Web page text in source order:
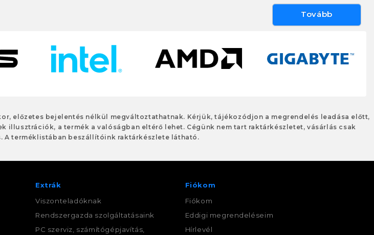
Tovább
előzetes bejelentés nélkül megváltoztathatnak. Kérjük, tájékozódjon a megrendelés leadása előtt,
a termék a valóságban eltérő lehet. Cégünk nem tart raktárkészletet, vásárlás csak
A terméklistában beszállítóink raktárkészlete látható.
Extrák
Viszonteladóknak
Rendszergazda szolgáltatásaink
PC szerviz, számítógépjavítás,
Fiókom
Fiókom
Eddigi megrendeléseim
Hírlevél